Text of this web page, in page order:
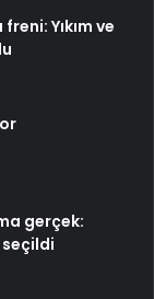
Yıkım ve
gerçek:
seçildi